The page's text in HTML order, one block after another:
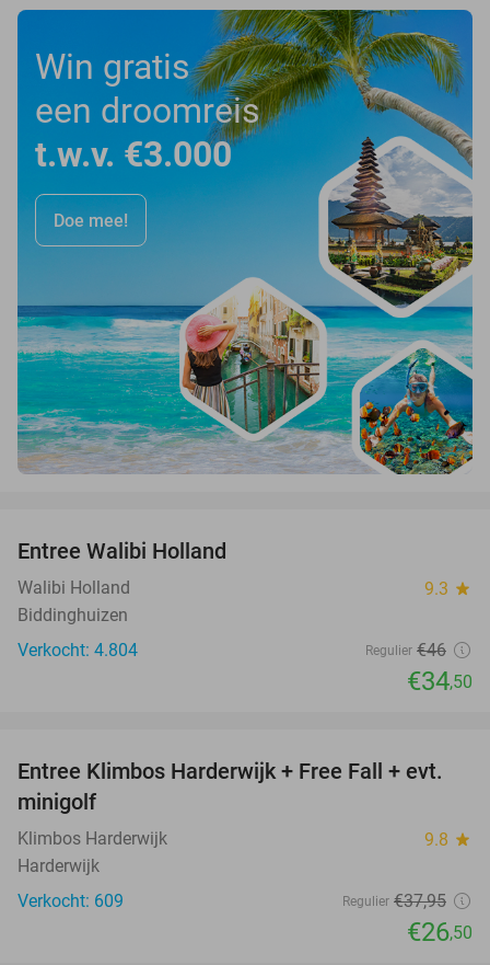
Win gratis
een droomreis
t.w.v. €3.000
Doe mee!
Entree Walibi Holland
Walibi Holland 9.3 star
Biddinghuizen
Verkocht: 4.804
Regulier €46
€34,50
30%
Entree Klimbos Harderwijk + Free Fall + evt.
minigolf
Klimbos Harderwijk 9.8 star
Harderwijk
Verkocht: 609
Regulier €37,95
€26,50